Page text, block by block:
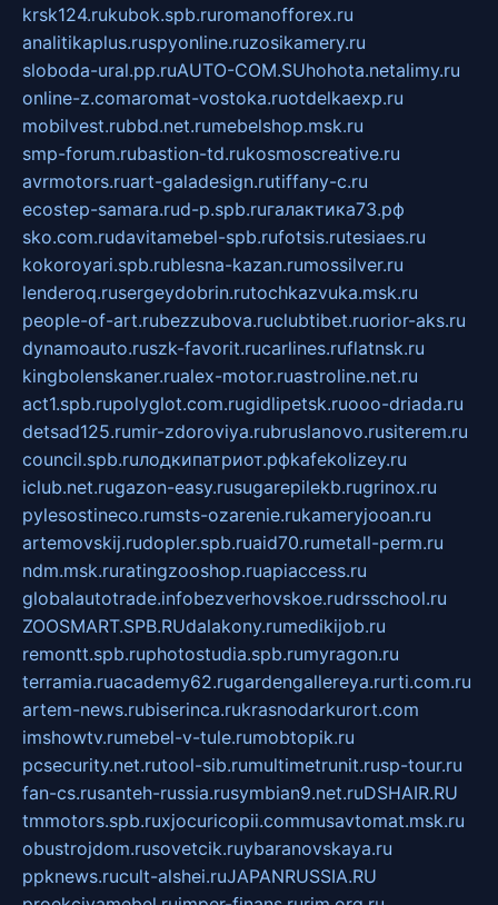
krsk124.rukubok.spb.ruromanofforex.ru
analitikaplus.ruspyonline.ruzosikamery.ru
sloboda-ural.pp.ruAUTO-COM.SUhohota.netalimy.ru
online-z.comaromat-vostoka.ruotdelkaexp.ru
mobilvest.rubbd.net.rumebelshop.msk.ru
smp-forum.rubastion-td.rukosmoscreative.ru
avrmotors.ruart-galadesign.rutiffany-c.ru
ecostep-samara.rud-p.spb.ruгалактика73.рф
sko.com.rudavitamebel-spb.rufotsis.rutesiaes.ru
kokoroyari.spb.rublesna-kazan.rumossilver.ru
lenderoq.rusergeydobrin.rutochkazvuka.msk.ru
people-of-art.rubezzubova.ruclubtibet.ruorior-aks.ru
dynamoauto.ruszk-favorit.rucarlines.ruflatnsk.ru
kingbolenskaner.rualex-motor.ruastroline.net.ru
act1.spb.rupolyglot.com.rugidlipetsk.ruooo-driada.ru
detsad125.rumir-zdoroviya.rubruslanovo.rusiterem.ru
council.spb.ruлодкипатриот.рфkafekolizey.ru
iclub.net.rugazon-easy.rusugarepilekb.rugrinox.ru
pylesostineco.rumsts-ozarenie.rukameryjooan.ru
artemovskij.rudopler.spb.ruaid70.rumetall-perm.ru
ndm.msk.ruratingzooshop.ruapiaccess.ru
globalautotrade.infobezverhovskoe.rudrsschool.ru
ZOOSMART.SPB.RUdalakony.rumedikijob.ru
remontt.spb.ruphotostudia.spb.rumyragon.ru
terramia.ruacademy62.rugardengallereya.rurti.com.ru
artem-news.rubiserinca.rukrasnodarkurort.com
imshowtv.rumebel-v-tule.rumobtopik.ru
pcsecurity.net.rutool-sib.rumultimetrunit.rusp-tour.ru
fan-cs.rusanteh-russia.rusymbian9.net.ruDSHAIR.RU
tmmotors.spb.ruxjocuricopii.commusavtomat.msk.ru
obustrojdom.rusovetcik.ruybaranovskaya.ru
ppknews.rucult-alshei.ruJAPANRUSSIA.RU